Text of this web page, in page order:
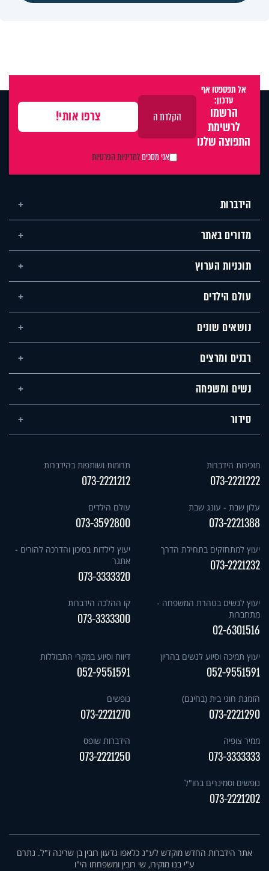
אל תפספסו אף
עדכון:
הרשמו
לרשימת
התפוצה שלנו
אני מסכיםלמדיניות הפרטיות
הידברות
מדורים באתר
תוכניות הערוץ
עולם הילדים
נושאים שונים
רבנים ומרצים
נשים ומשפחה
סידור
מזכירות הידברות
073-2221222
תרומות ושותפות בהידברות
073-2221212
עלון שבת - עונג שבת
073-2221388
עולם הילדים
073-3592800
יעוץ למתחזקים בתחילת הדרך
073-2221232
יעוץ לילדות בסיכון והדרכה להורים -
אתגר
073-3333320
יעוץ לנשים בטהרת המשפחה -
מתחברות
02-6301516
קו ההלכה הידברות
073-3333300
יעוץ תמיכה וסיוע לנשים בהריון
052-9551591
דיווח וסיוע במקרי התבוללות
052-9551591
הזמנת חוגי בית (בחינם)
073-2221290
נופשים
073-2221270
ממיר צופיה
073-3333333
הידברות שופס
073-2221250
נופשים וסמינרים בחו"ל
073-2221202
אתר הידברות החדש מוקדש לע"נ כלאפו גדעון רובין בן שרינה ז"ל. נתרם
ע"י בנו מוקירו, שי רובין ומשפחתו הי"ו